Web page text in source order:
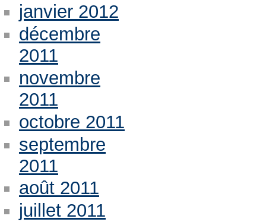
janvier 2012
décembre
2011
novembre
2011
octobre 2011
septembre
2011
août 2011
juillet 2011